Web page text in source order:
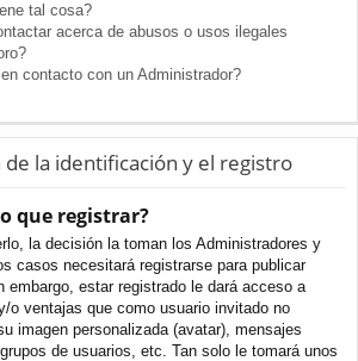
tal cosa?
acerca de abusos o usos ilegales
contacto con un Administrador?
de la identificación y el registro
que registrar?
la decisión la toman los Administradores y
casos necesitará registrarse para publicar
embargo, estar registrado le dará acceso a
o ventajas que como usuario invitado no
imagen personalizada (avatar), mensajes
de usuarios, etc. Tan solo le tomará unos